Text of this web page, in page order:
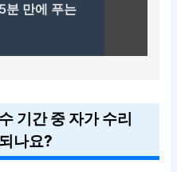
분 만에 푸는
기간 중 자가 수리
나요?